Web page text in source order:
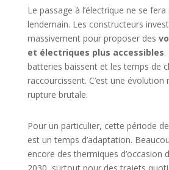
Le passage à l’électrique ne se
lendemain. Les constructeurs
massivement pour proposer des
et électriques plus accessibles.
batteries baissent et les temps de
raccourcissent. C’est une évolution
rupture brutale.
Pour un particulier, cette période
est un temps d’adaptation.
encore des thermiques d’occasion